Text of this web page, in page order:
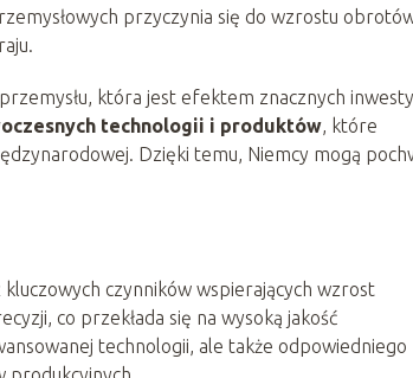
przyczynia się do wzrostu
która jest efektem znacznych
technologii i produktów , które
Dzięki temu, Niemcy mogą
czynników wspierających wzrost
co przekłada się na wysoką jakość
technologii, ale także odpowiedniego